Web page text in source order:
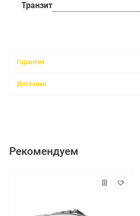
Транзит
Гарантия
Доставка
Рекомендуем